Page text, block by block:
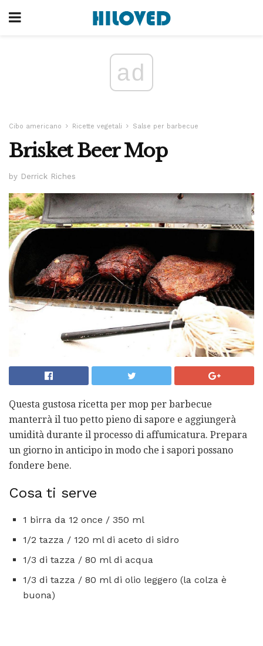
ad
Cibo americano Ricette vegetali Salse per barbecue
Brisket Beer Mop
by Derrick Riches
Questa gustosa ricetta per mop per barbecue
manterrà il tuo petto pieno di sapore e aggiungerà
umidità durante il processo di affumicatura. Prepara
un giorno in anticipo in modo che i sapori possano
fondere bene.
Cosa ti serve
1 birra da 12 once / 350 ml
1/2 tazza / 120 ml di aceto di sidro
1/3 di tazza / 80 ml di acqua
1/3 di tazza / 80 ml di olio leggero (la colza è
buona)